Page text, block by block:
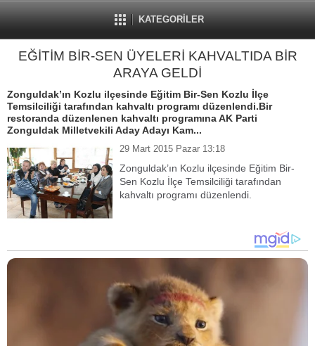
KATEGORİLER
EĞİTİM BİR-SEN ÜYELERİ KAHVALTIDA BİR
ARAYA GELDİ
Zonguldak’ın Kozlu ilçesinde Eğitim Bir-Sen Kozlu İlçe
Temsilciliği tarafından kahvaltı programı düzenlendi.Bir
restoranda düzenlenen kahvaltı programına AK Parti
Zonguldak Milletvekili Aday Adayı Kam...
29 Mart 2015 Pazar 13:18
Zonguldak’ın Kozlu ilçesinde Eğitim Bir-
Sen Kozlu İlçe Temsilciliği tarafından
kahvaltı programı düzenlendi.